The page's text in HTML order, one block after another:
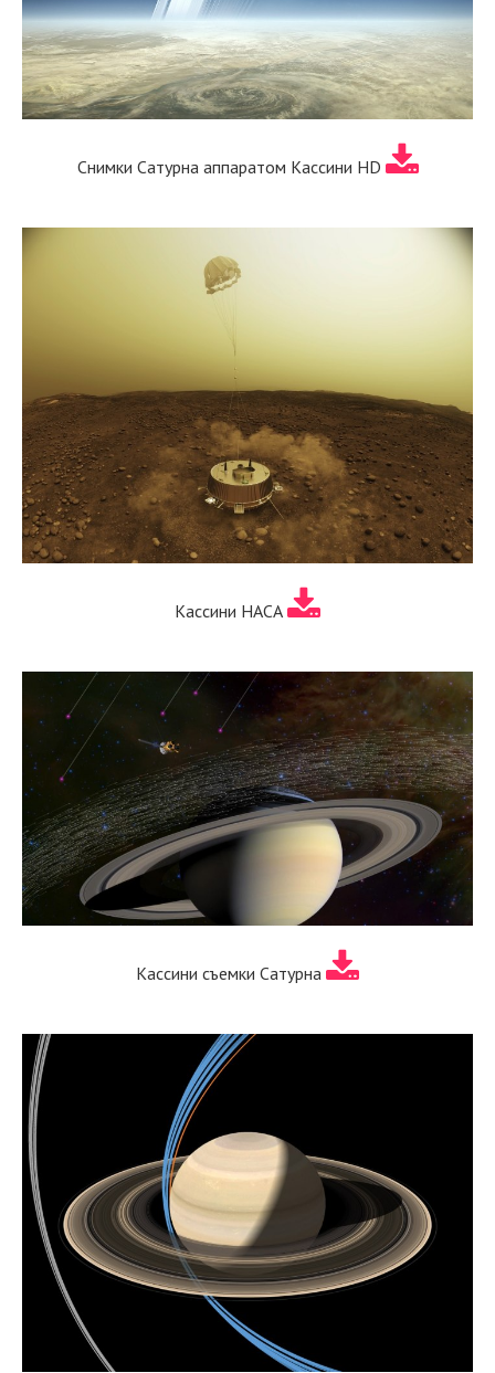
Снимки Сатурна аппаратом Кассини HD
Кассини НАСА
Кассини съемки Сатурна